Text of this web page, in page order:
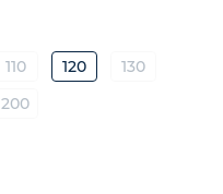
110 120
130
200